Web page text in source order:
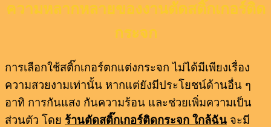
ความหลากหลายของงานตัดสติ๊กเกอร์ติด
กระจก
การเลือกใช้สติ๊กเกอร์ตกแต่งกระจก ไม่ได้มีเพียงเรื่อง
ความสวยงามเท่านั้น หากแต่ยังมีประโยชน์ด้านอื่น ๆ
อาทิ การกันแสง กันความร้อน และช่วยเพิ่มความเป็น
ส่วนตัว โดย ร้านตัดสติ๊กเกอร์ติดกระจก ใกล้ฉัน จะมี